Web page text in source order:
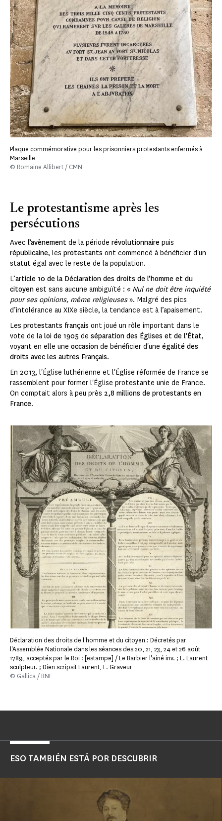
Plaque commémorative pour les prisonniers protestants enfermés à
Marseille
© Romaine Allibert / CMN
Le protestantisme après les
persécutions
Avec l’avènement de la période révolutionnaire puis
républicaine, les protestants ont commencé à bénéficier d'un
statut égal avec le reste de la population.
L’article 10 de la Déclaration des droits de l’homme et du
citoyen est sans aucune ambiguïté : « Nul ne doit être inquiété
pour ses opinions, même religieuses». Malgré des pics
d’intolérance au XIXe siècle, la tendance est à l’apaisement.
Les protestants français ont joué un rôle important dans le
vote de la loi de 1905 de séparation des Églises et de l'État,
voyant en elle une occasion de bénéficier d'une égalité des
droits avec les autres Français.
En 2013, l'Église luthérienne et l'Église réformée de France se
rassemblent pour former l'Église protestante unie de France.
On comptait alors à peu près 2,8 millions de protestants en
France.
Déclaration des droits de l'homme et du citoyen : Décretés par
l'Assemblée Nationale dans les séances des 20, 21, 23, 24 et 26 août
1789, acceptés par le Roi : [estampe] / Le Barbier l'ainé inv. ; L. Laurent
sculpteur. ; Dien scripsit Laurent, L. Graveur
© Gallica / BNF
ESO TAMBIÉN ESTÁ POR DESCUBRIR